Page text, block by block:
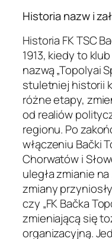
Historia nazw i
Historia FK TSC
1913, kiedy to
nazwą „Topolyai
stuletniej historii
różne etapy,
od realiów
regionu. Po
włączeniu Bački
Chorwatów i
uległa zmianie na
zmiany
czy „FK Bačka
zmieniającą się
organizacyjną.